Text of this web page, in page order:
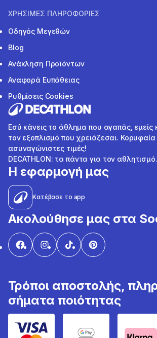
ΧΡΗΣΙΜΕΣ ΠΛΗΡΟΦΟΡΙΕΣ
Οδηγός Μεγεθών
Blog
Ανάκληση Προϊόντων
Αναφορά Ευπάθειας
Ρυθμίσεις Cookies
Εσύ κάνεις το άθλημα που αγαπάς,
τον εξοπλισμό που χρειάζεσαι.
ασυναγώνιστες τιμές!
DECATHLON: τα πάντα για τον αθλητισμό.
Η εφαρμογή μας
Κατέβασε το app
Ακολούθησε μας στα
Τρόποι αποστολής,
σήματα ποιότητας